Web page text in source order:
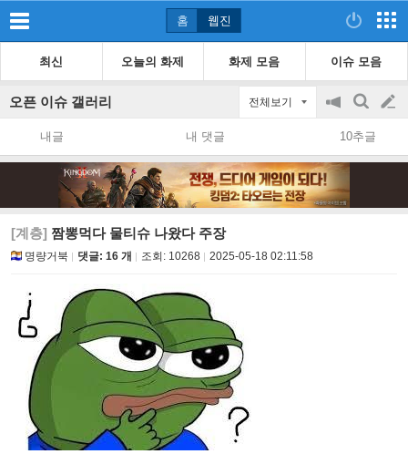
홈 웹진
최신 오늘의 화제 화제 모음 이슈 모음
오픈 이슈 갤러리 전체보기
공
지
on/off
검
색
글
쓰
내글 내 댓글 10추글
[계층] 짬뽕먹다 물티슈 나왔다 주장
명량거북 댓글: 16 개 조회: 10268 2025-05-18 02:11:58